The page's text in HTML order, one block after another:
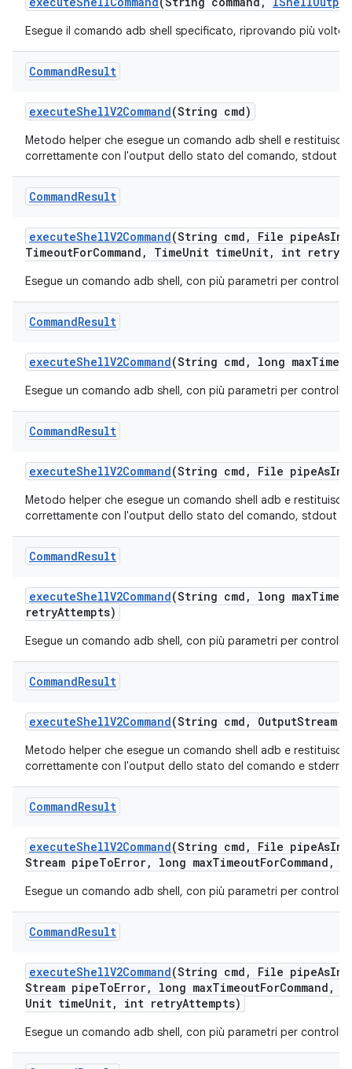
Esegue il comando adb shell specificato, riprovando più volte
CommandResult
executeShellV2Command(String cmd)
Metodo helper che esegue un comando adb shell e
correttamente con l'output dello stato del comando, stdout e
CommandResult
executeShellV2Command(String cmd , File pipeAs
TimeoutForCommand , TimeUnit timeUnit, int retry
Esegue un comando adb shell, con più parametri per
CommandResult
executeShellV2Command(String cmd , long max
Esegue un comando adb shell, con più parametri per
CommandResult
executeShellV2Command(String cmd , File pipeAs
Metodo helper che esegue un comando shell adb e
correttamente con l'output dello stato del comando, stdout e
CommandResult
executeShellV2Command(String cmd , long max
retryAttempts)
Esegue un comando adb shell, con più parametri per
CommandResult
executeShellV2Command(String cmd , OutputStream
Metodo helper che esegue un comando shell adb e
correttamente con l'output dello stato del comando e stderr.
CommandResult
executeShellV2Command(String cmd , File pipeAs
Stream pipeToError, long maxTimeoutForCommand ,
Esegue un comando adb shell, con più parametri per
CommandResult
executeShellV2Command(String cmd , File pipeAs
Stream pipeToError, long maxTimeoutForCommand ,
Unit timeUnit, int retryAttempts)
Esegue un comando adb shell, con più parametri per